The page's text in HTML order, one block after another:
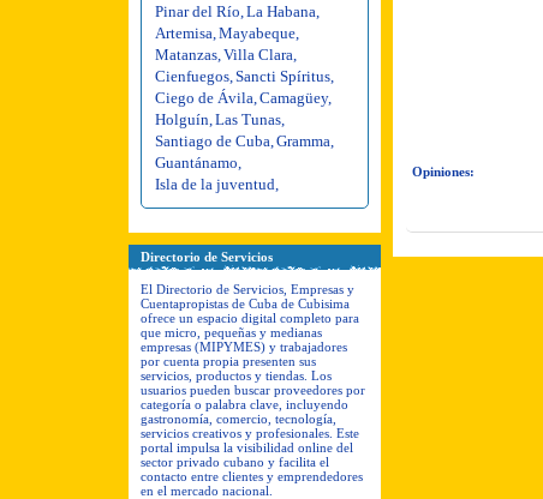
Pinar del Río La Habana
Artemisa Mayabeque
Matanzas Villa Clara
Cienfuegos Sancti Spíritus
Ciego de Ávila Camagüey,
Holguín Las Tunas
Santiago de Cuba Gramma
Guantánamo
Isla de la juventud
Directorio de Servicios
El Directorio de Servicios, Empresas y
Cuentapropistas de Cuba de Cubisima
ofrece un espacio digital completo para
que micro, pequeñas y medianas
empresas (MIPYMES) y trabajadores
por cuenta propia presenten sus
servicios, productos y tiendas. Los
usuarios pueden buscar proveedores por
categoría o palabra clave, incluyendo
gastronomía, comercio, tecnología,
servicios creativos y profesionales. Este
portal impulsa la visibilidad online del
sector privado cubano y facilita el
contacto entre clientes y emprendedores
en el mercado nacional.
Opiniones: